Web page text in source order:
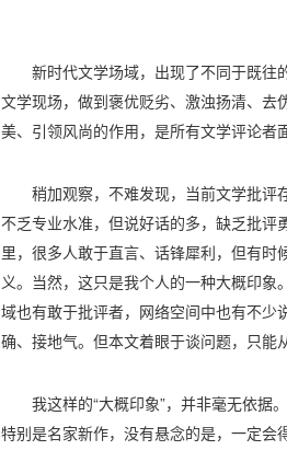
新时代文学场域，出现了不同于既往
文学现场，做到褒优贬劣、激浊扬清、去
美、引领风尚的作用，是所有文学评论者
稍加观察，不难发现，当前文学批评
不乏专业水准，但说好话的多，缺乏批评
里，很多人敢于直言、话锋犀利，但有
义。当然，这只是我个人的一种大概印象
域也有敢于批评者，网络空间中也有不少
确、接地气。但本文着眼于谈问题，只能
我这样的“大概印象”，并非毫无依据
特别是名家新作，没有悬念的是，一定会